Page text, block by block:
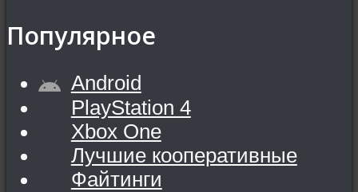
Популярное
Android
PlayStation 4
Xbox One
Лучшие кооперативные
Файтинги